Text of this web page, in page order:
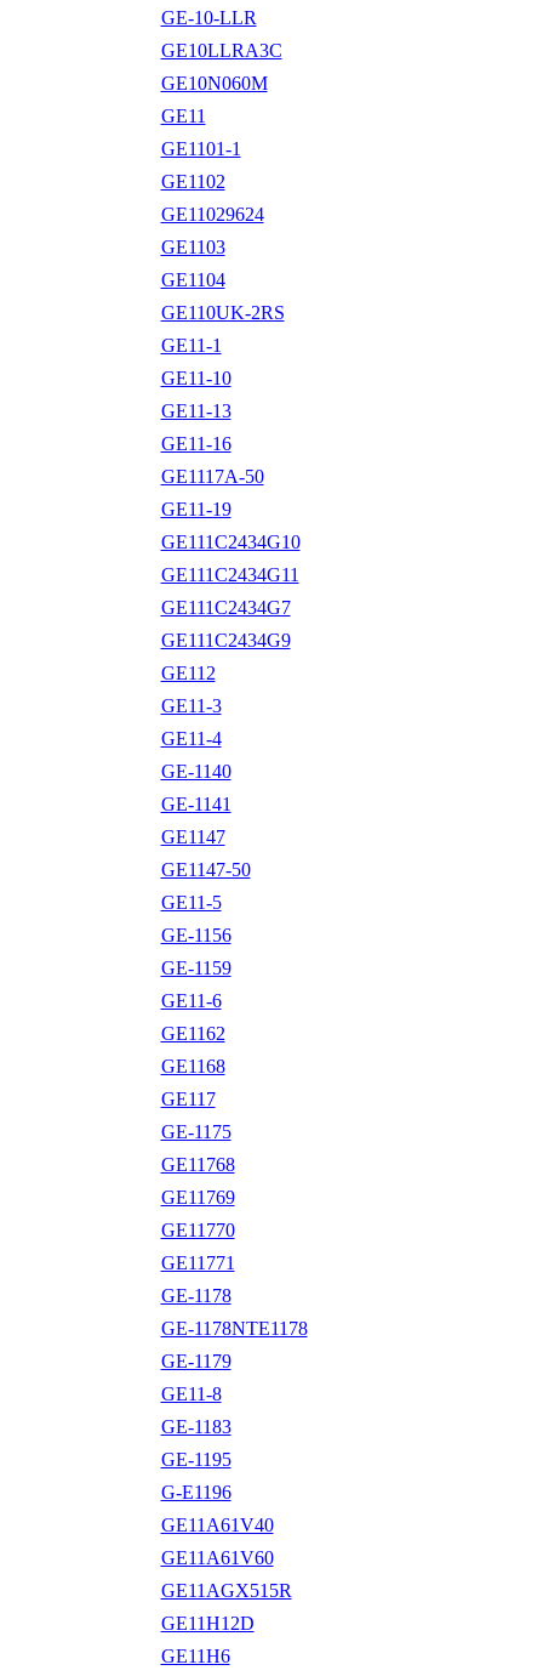
GE-10-LLR
GE10LLRA3C
GE10N060M
GE11
GE1101-1
GE1102
GE11029624
GE1103
GE1104
GE110UK-2RS
GE11-1
GE11-10
GE11-13
GE11-16
GE1117A-50
GE11-19
GE111C2434G10
GE111C2434G11
GE111C2434G7
GE111C2434G9
GE112
GE11-3
GE11-4
GE-1140
GE-1141
GE1147
GE1147-50
GE11-5
GE-1156
GE-1159
GE11-6
GE1162
GE1168
GE117
GE-1175
GE11768
GE11769
GE11770
GE11771
GE-1178
GE-1178NTE1178
GE-1179
GE11-8
GE-1183
GE-1195
G-E1196
GE11A61V40
GE11A61V60
GE11AGX515R
GE11H12D
GE11H6